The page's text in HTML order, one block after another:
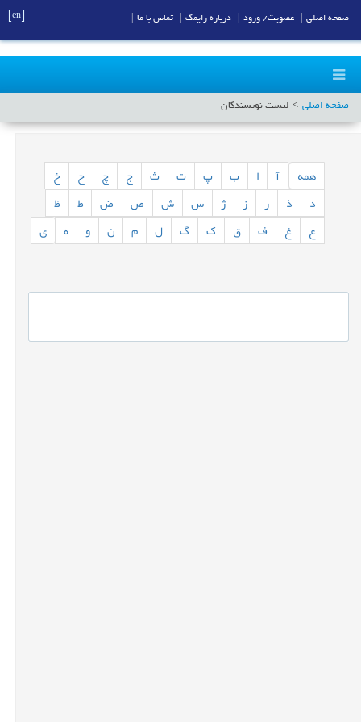
صفحه اصلی لیست نویسندگان
همه ب پ ت ث ج چ ح
خ
د
ذ ر ز ژ س ش ص ض ط
ظ
ع
غ ف ق ک گ ل م ن و ه ی
صفحه اصلی عضویت/ ورود درباره رایمگ تماس با ما